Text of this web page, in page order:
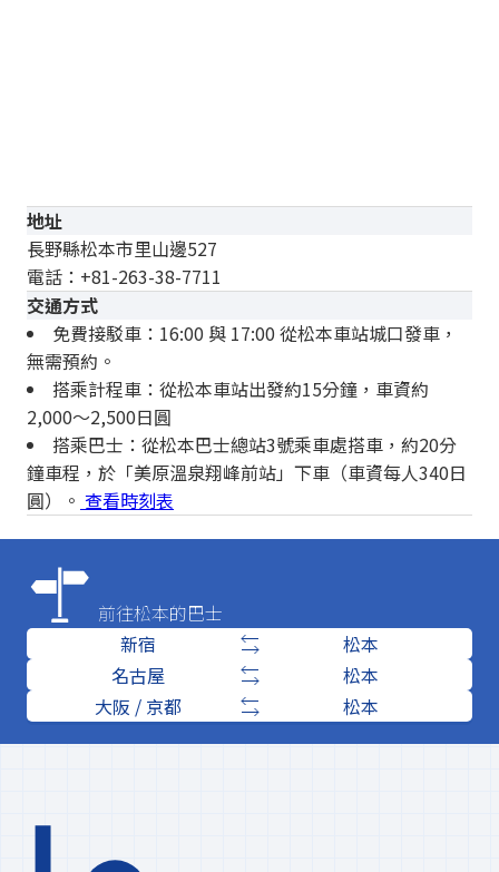
地址
長野縣松本市里山邊527
電話：+81-263-38-7711
交通方式
免費接駁車：16:00 與 17:00 從松本車站城口發車，
無需預約。
搭乘計程車：從松本車站出發約15分鐘，車資約
2,000～2,500日圓
搭乘巴士：從松本巴士總站3號乘車處搭車，約20分
鐘車程，於「美原溫泉翔峰前站」下車（車資每人340日
圓）。 查看時刻表
前往松本的巴士
新宿
松本
名古屋
松本
大阪 / 京都
松本